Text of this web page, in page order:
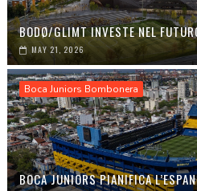
BODØ/GLIMT INVESTE NEL
MAY 21, 2026
Boca Juniors Bombonera
BOCA JUNIORS PIANIFICA